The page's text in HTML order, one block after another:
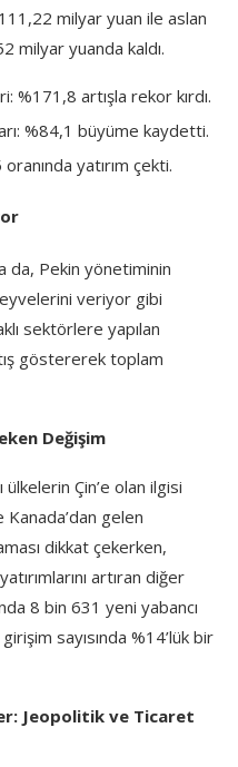
milyar yuan ile aslan
milyar yuanda kaldı.
%171,8 artışla rekor kırdı.
%84,1 büyüme kaydetti.
yatırım çekti.
da, Pekin yönetiminin
veriyor gibi
sektörlere yapılan
göstererek toplam
Değişim
ülkelerin Çin’e olan ilgisi
gelen
dikkat çekerken,
artıran diğer
8 bin 631 yeni yabancı
sayısında %14’lük bir
Jeopolitik ve Ticaret